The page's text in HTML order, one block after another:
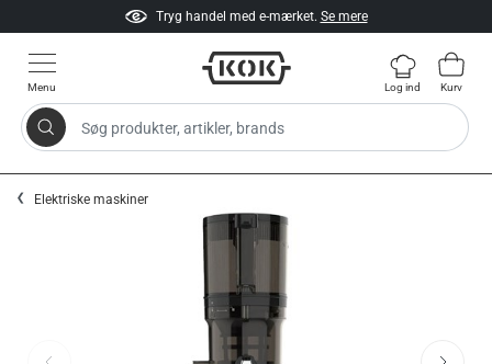
Tryg handel med e-mærket. Se mere
Menu
Søg produkter, artikler, brands
Log ind Kurv
Elektriske maskiner